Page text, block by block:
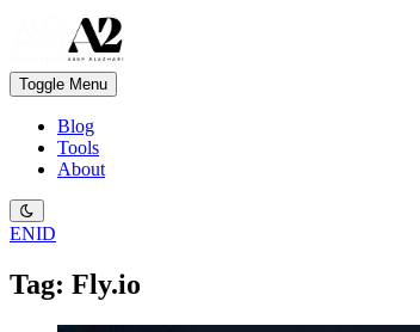
Toggle Menu
Blog
Tools
About
ENID
Tag: Fly.io